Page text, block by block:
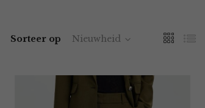
Sorteer op Nieuwheid